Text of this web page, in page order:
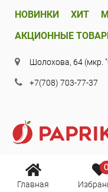
Главная
НОВИНКИ ХИТ
АКЦИОННЫЕ
Шолохова, 64 (мкр.
+7(708) 703-77-37